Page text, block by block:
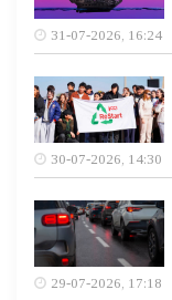
31-07-2026, 16:24
30-07-2026, 14:30
29-07-2026, 17:18